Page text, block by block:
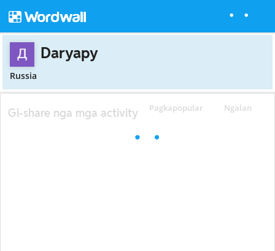
Daryapy
Russia
Pagkapopular Ngalan
Gi-share nga mga activity